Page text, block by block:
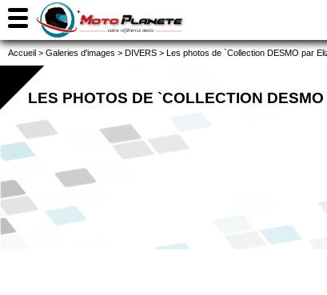
Accueil > Galeries d'images > DIVERS > Les photos de `Collection DESMO par
LES PHOTOS DE `COLLECTION